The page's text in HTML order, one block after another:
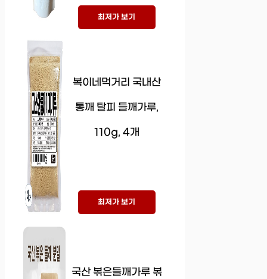
최저가 보기
복이네먹거리 국내산
통깨 탈피 들깨가루,
110g, 4개
최저가 보기
국산 볶은들깨가루 볶